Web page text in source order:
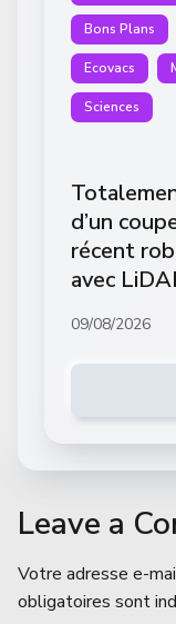
Bons Plans
Ecovacs
Sciences
d’un
récent
avec
09/08/2026
Leave a
Votre adresse e-
obligatoires sont